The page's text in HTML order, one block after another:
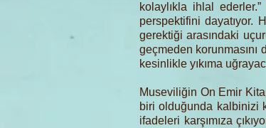
kolaylıkla ihlal
perspektifini dayatıyor.
gerektiği arasındaki
geçmeden korunmasını
kesinlikle yıkıma
Museviliğin On Emir
biri olduğunda kalbinizi
ifadeleri karşımıza